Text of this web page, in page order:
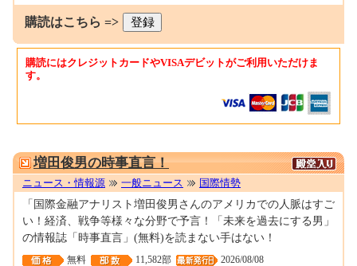
購読はこちら =>
購読にはクレジットカードやVISAデビットがご利用いただけま
す。
増田俊男の時事直言！
ニュース・情報源 一般ニュース 国際情勢
「国際金融アナリスト増田俊男さんのアメリカでの人脈はすご
い！経済、戦争等様々な分野で予言！「未来を過去にする男」
の情報誌「時事直言」(無料)を読まない手はない！
無料 11,582部
2026/08/08